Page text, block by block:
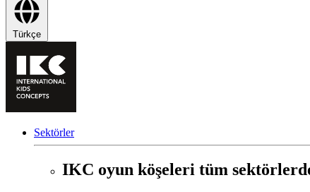
Türkçe
Sektörler
IKC oyun köşeleri tüm